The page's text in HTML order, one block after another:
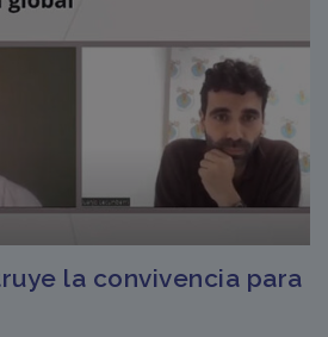
la convivencia para